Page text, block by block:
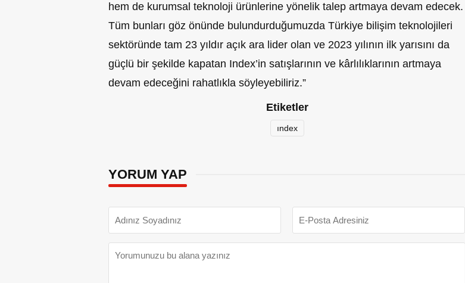
hem de kurumsal teknoloji ürünlerine yönelik talep artmaya devam edecek.
Tüm bunları göz önünde bulundurduğumuzda Türkiye bilişim teknolojileri
sektöründe tam 23 yıldır açık ara lider olan ve 2023 yılının ilk yarısını da
güçlü bir şekilde kapatan Index’in satışlarının ve kârlılıklarının artmaya
devam edeceğini rahatlıkla söyleyebiliriz.”
Etiketler
ındex
YORUM YAP